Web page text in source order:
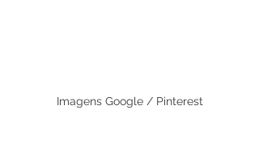
Imagens Google / Pinterest